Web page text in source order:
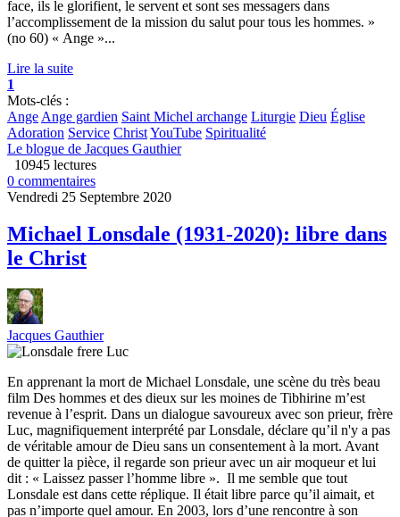
face, ils le glorifient, le servent et sont ses messagers dans
l’accomplissement de la mission du salut pour tous les hommes. »
(no 60) « Ange »...
Lire la suite
1
Mots-clés :
Ange Ange gardien Saint Michel archange Liturgie Dieu Église
Adoration Service ChristYouTube Spiritualité
Le blogue de Jacques Gauthier
10945 lectures
0 commentaires
Vendredi 25 Septembre 2020
Michael Lonsdale (1931-2020): libre dans
le Christ
Jacques Gauthier
En apprenant la mort de Michael Lonsdale, une scène du très beau
film Des hommes et des dieux sur les moines de Tibhirine m’est
revenue à l’esprit. Dans un dialogue savoureux avec son prieur, frère
Luc, magnifiquement interprété par Lonsdale, déclare qu’il n'y a pas
de véritable amour de Dieu sans un consentement à la mort. Avant
de quitter la pièce, il regarde son prieur avec un air moqueur et lui
dit : « Laissez passer l’homme libre ». Il me semble que tout
Lonsdale est dans cette réplique. Il était libre parce qu’il aimait, et
pas n’importe quel amour. En 2003, lors d’une rencontre à son